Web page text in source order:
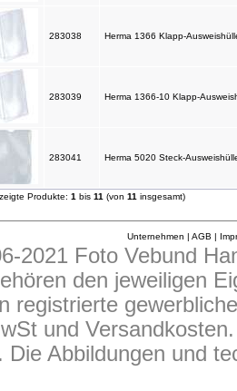
283038 Herma 1366 Klapp-
283039 Herma 1366-10 Klapp-
283041 Herma 5020 Steck-
Produkte: 1 bis 11 (von 11 insgesamt)
Unternehmen | AGB |
2021 Foto Vebund
den jeweiligen
registrierte
und
Die Abbildungen und